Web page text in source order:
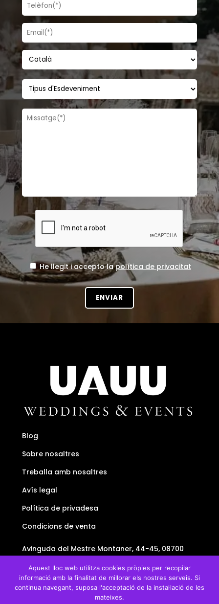
He llegit i accepto lapolítica de privacitat
Blog
Sobre nosaltres
Treballa amb nosaltres
Avís legal
Política de privadesa
Condicions de venta
Avinguda del Mestre Montaner, 44-45, 08700
+34634438736
+34634438736
info@uauu.cat
Aquest lloc web utilitza cookies pròpies per recopilar
informació amb la finalitat de millorar els nostres serveis. Si
continua navegant, suposa l'acceptació de la instal·lació de les
mateixes.